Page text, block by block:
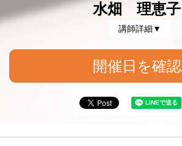
水畑 理恵子
講師詳細▼
開催日を確認